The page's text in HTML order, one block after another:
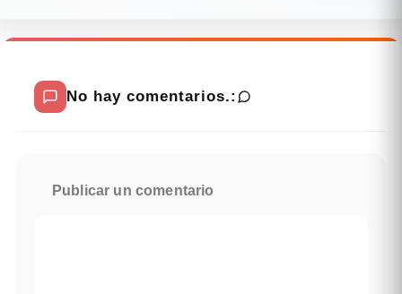
No hay comentarios.:
Publicar un comentario